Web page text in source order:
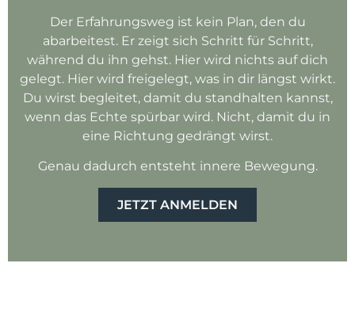
Der Erfahrungsweg ist kein Plan, den du
abarbeitest. Er zeigt sich Schritt für Schritt,
während du ihn gehst. Hier wird nichts auf dich
gelegt. Hier wird freigelegt, was in dir längst wirkt.
Du wirst begleitet, damit du standhalten kannst,
wenn das Echte spürbar wird. Nicht, damit du in
eine Richtung gedrängt wirst.
Genau dadurch entsteht innere Bewegung.
JETZT ANMELDEN